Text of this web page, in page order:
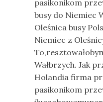
pasikonikom
busy do Niemiec
Oleśnica busy
Niemiec z
Wałbrzych. Jak
Holandia firma
pasikonikom